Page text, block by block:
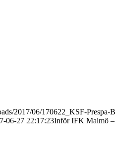
2017/06/170622_KSF-
06-27 22:17:23Inför IFK Malmö –